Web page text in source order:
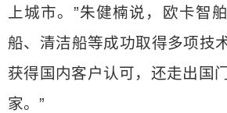
上城市。”朱健楠说，欧卡智
船、清洁船等成功取得多项技
获得国内客户认可，还走出国
家。”